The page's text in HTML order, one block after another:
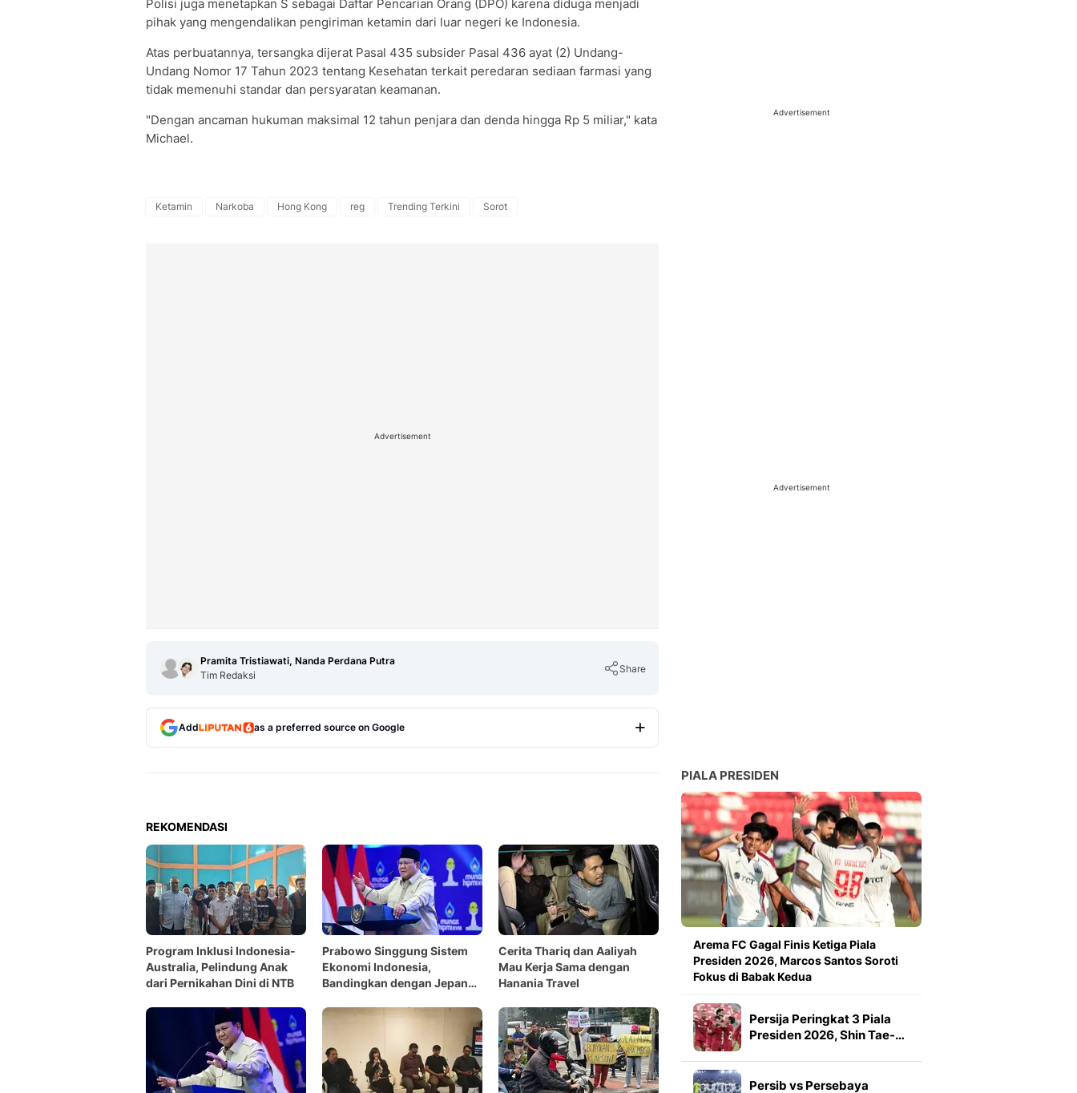
Polisi juga menetapkan S sebagai Daftar Pencarian Orang (DPO) karena diduga menjadi
pihak yang mengendalikan pengiriman ketamin dari luar negeri ke Indonesia.
Atas perbuatannya, tersangka dijerat Pasal 435 subsider Pasal 436 ayat (2) Undang-
Undang Nomor 17 Tahun 2023 tentang Kesehatan terkait peredaran sediaan farmasi yang
tidak memenuhi standar dan persyaratan keamanan.
"Dengan ancaman hukuman maksimal 12 tahun penjara dan denda hingga Rp 5 miliar," kata
Michael.
Ketamin Narkoba Hong Kong reg Trending Terkini Sorot
Advertisement
Pramita Tristiawati, Nanda Perdana Putra
Tim Redaksi
Share
Add as a preferred source on Google
REKOMENDASI
Program Inklusi Indonesia-
Australia, Pelindung Anak
dari Pernikahan Dini di NTB
Prabowo Singgung Sistem
Ekonomi Indonesia,
Bandingkan dengan Jepang
Cerita Thariq dan Aaliyah
Mau Kerja Sama dengan
Hanania Travel
Advertisement
Advertisement
PIALA PRESIDEN
Arema FC Gagal Finis Ketiga Piala
Presiden 2026, Marcos Santos Soroti
Fokus di Babak Kedua
Persija Peringkat 3 Piala
Presiden 2026, Shin Tae-…
Persib vs Persebaya